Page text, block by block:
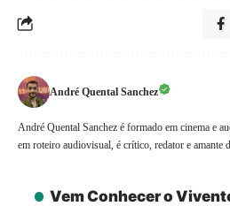
André Quental Sanchez
André Quental Sanchez é formado em cinema e
em roteiro audiovisual, é crítico, redator e amante
Vem Conhecer o